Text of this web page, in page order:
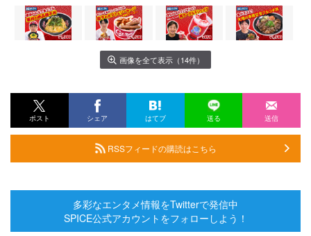
画像を全て表示（14件）
ポスト シェア はてブ 送る 送信
RSSフィードの購読はこちら
多彩なエンタメ情報をTwitterで発信中
SPICE公式アカウントをフォローしよう！